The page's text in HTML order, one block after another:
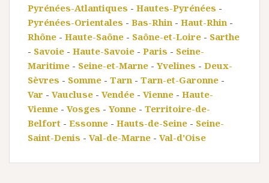
Pyrénées-Atlantiques - Hautes-Pyrénées -
Pyrénées-Orientales - Bas-Rhin - Haut-Rhin -
Rhône - Haute-Saône - Saône-et-Loire - Sarthe
- Savoie - Haute-Savoie - Paris - Seine-
Maritime - Seine-et-Marne - Yvelines - Deux-
Sèvres - Somme - Tarn - Tarn-et-Garonne -
Var - Vaucluse - Vendée - Vienne - Haute-
Vienne - Vosges - Yonne - Territoire-de-
Belfort - Essonne - Hauts-de-Seine - Seine-
Saint-Denis - Val-de-Marne - Val-d'Oise